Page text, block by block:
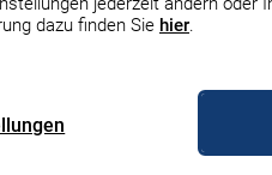
dazu finden Sie hier.(AGB)
mbH